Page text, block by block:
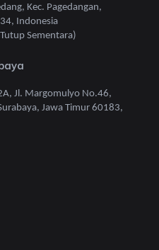
Kec. Pagedangan,
Indonesia
Sementara)
Jl. Margomulyo No.46,
Jawa Timur 60183,